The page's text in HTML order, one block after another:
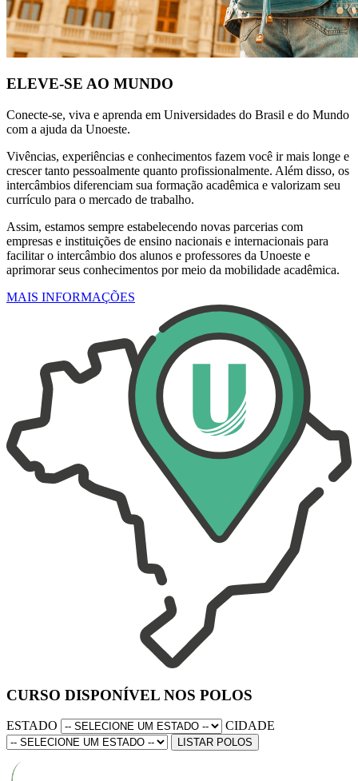
ELEVE-SE AO MUNDO
Conecte-se, viva e aprenda em Universidades do Brasil e do Mundo
com a ajuda da Unoeste.
Vivências, experiências e conhecimentos fazem você ir mais longe e
crescer tanto pessoalmente quanto profissionalmente. Além disso, os
intercâmbios diferenciam sua formação acadêmica e valorizam seu
currículo para o mercado de trabalho.
Assim, estamos sempre estabelecendo novas parcerias com
empresas e instituições de ensino nacionais e internacionais para
facilitar o intercâmbio dos alunos e professores da Unoeste e
aprimorar seus conhecimentos por meio da mobilidade acadêmica.
MAIS INFORMAÇÕES
CURSO DISPONÍVEL NOS POLOS
ESTADO CIDADE
LISTAR POLOS